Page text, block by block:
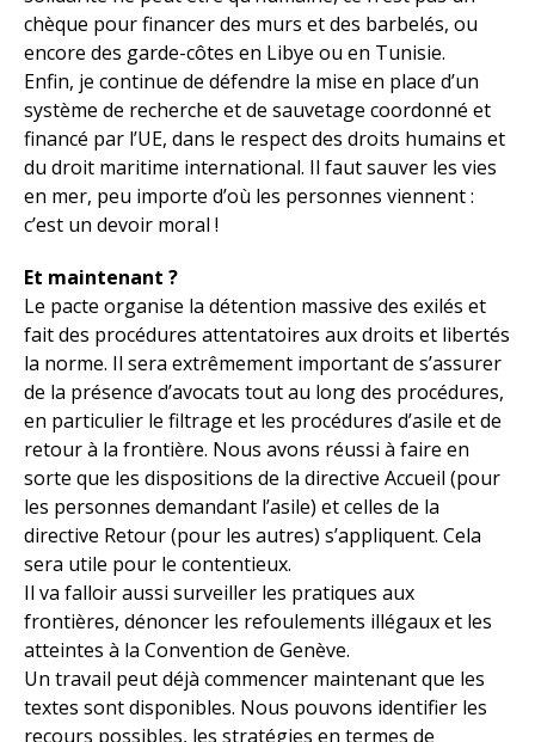
chèque pour financer des murs et des barbelés, ou
encore des garde-côtes en Libye ou en Tunisie.
Enfin, je continue de défendre la mise en place d’un
système de recherche et de sauvetage coordonné et
financé par l’UE, dans le respect des droits humains et
du droit maritime international. Il faut sauver les vies
en mer, peu importe d’où les personnes viennent :
c’est un devoir moral !
Et maintenant ?
Le pacte organise la détention massive des exilés et
fait des procédures attentatoires aux droits et libertés
la norme. Il sera extrêmement important de s’assurer
de la présence d’avocats tout au long des procédures,
en particulier le filtrage et les procédures d’asile et de
retour à la frontière. Nous avons réussi à faire en
sorte que les dispositions de la directive Accueil (pour
les personnes demandant l’asile) et celles de la
directive Retour (pour les autres) s’appliquent. Cela
sera utile pour le contentieux.
Il va falloir aussi surveiller les pratiques aux
frontières, dénoncer les refoulements illégaux et les
atteintes à la Convention de Genève.
Un travail peut déjà commencer maintenant que les
textes sont disponibles. Nous pouvons identifier les
recours possibles, les stratégies en termes de